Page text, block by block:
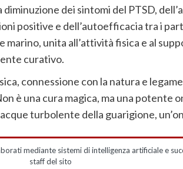
dei sintomi del PTSD,
positive e dell’autoefficacia tra i
marino, unita all’attività fisica e al
curativo.
connessione con la natura e
è una cura magica, ma una potente
turbolente della guarigione,
mediante sistemi di intelligenza artificiale e
staff del sito